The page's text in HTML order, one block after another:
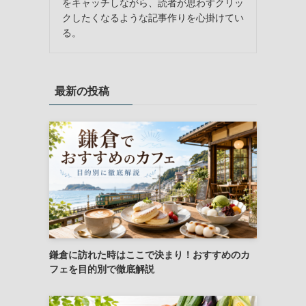
をキャッチしながら、読者が思わずクリッ
クしたくなるような記事作りを心掛けてい
る。
最新の投稿
鎌倉に訪れた時はここで決まり！おすすめのカ
フェを目的別で徹底解説